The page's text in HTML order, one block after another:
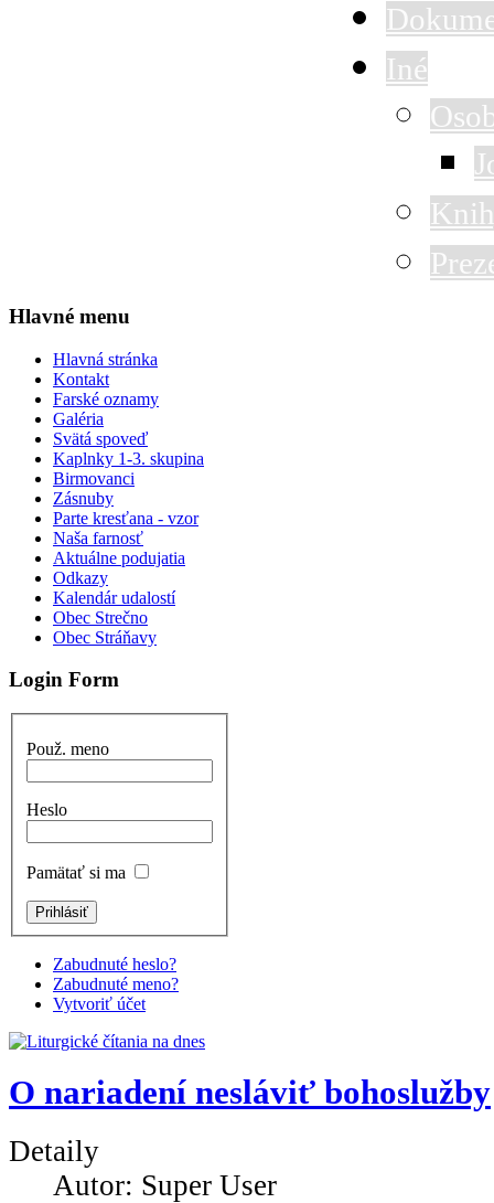
Iné
Hlavné menu
Hlavná stránka
Kontakt
Farské oznamy
Galéria
Svätá spoveď
Kaplnky 1-3. skupina
Birmovanci
Zásnuby
Parte kresťana - vzor
Naša farnosť
Aktuálne podujatia
Odkazy
Kalendár udalostí
Obec Strečno
Obec Stráňavy
Login Form
Použ. meno
Heslo
Pamätať si ma
Zabudnuté heslo?
Zabudnuté meno?
Vytvoriť účet
O nariadení nesláviť bohoslužby
Detaily
Autor: Super User